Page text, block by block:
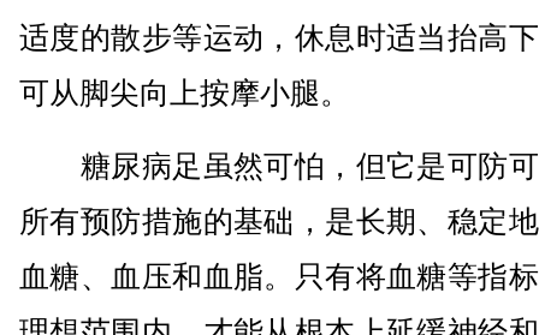
适度的散步等运动，休息时适当抬高
可从脚尖向上按摩小腿。
糖尿病足虽然可怕，但它是可防
所有预防措施的基础，是长期、稳定
血糖、血压和血脂。只有将血糖等指